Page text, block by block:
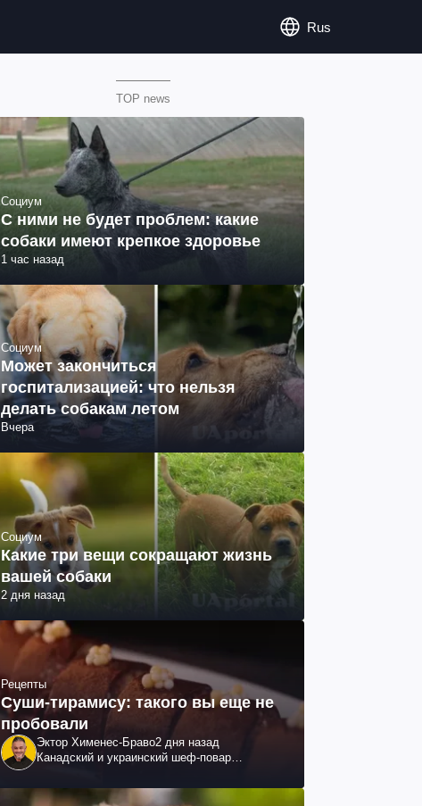
Rus
TOP news
Социум
С ними не будет проблем: какие
собаки имеют крепкое здоровье
1 час назад
Социум
Может закончиться
госпитализацией: что нельзя
делать собакам летом
Вчера
Социум
Какие три вещи сокращают жизнь
вашей собаки
2 дня назад
Рецепты
Суши-тирамису: такого вы еще не
пробовали
Эктор Хименес-Браво2 дня назад
Канадский и украинский шеф-повар
телеведущий